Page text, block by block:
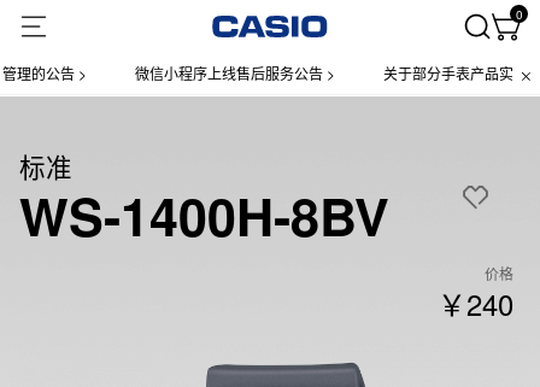
0
的公告 > 微信小程序上线售后服务公告 > 关于部分手表产品实施【
标准
WS-1400H-8BV
价格
￥240